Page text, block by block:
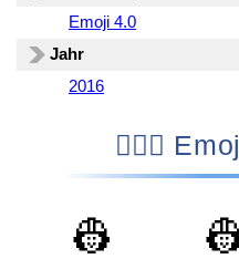
Emoji 4.0
Jahr
2016
👷🏽‍♀️
👷